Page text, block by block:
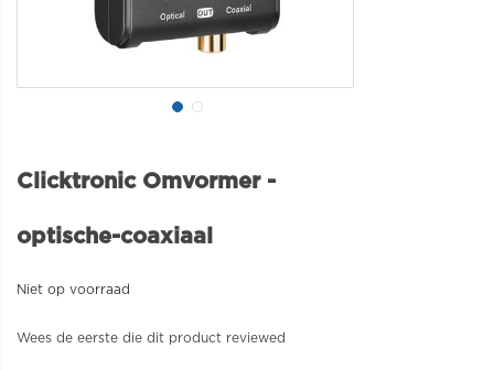
Clicktronic Omvormer -
optische-coaxiaal
Niet op voorraad
Wees de eerste die dit product reviewed